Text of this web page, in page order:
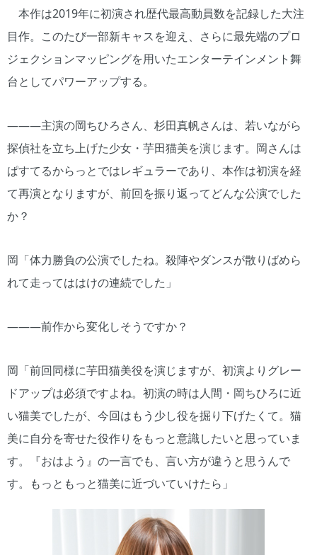
本作は2019年に初演され歴代最高動員数を記録した大注
目作。このたび一部新キャスを迎え、さらに最先端のプロ
ジェクションマッピングを用いたエンターテインメント舞
台としてパワーアップする。
―――主演の岡ちひろさん、杉田真帆さんは、若いながら
探偵社を立ち上げた少女・芋田猫美を演じます。岡さんは
ぱすてるからっとではレギュラーであり、本作は初演を経
て再演となりますが、前回を振り返ってどんな公演でした
か？
岡「体力勝負の公演でしたね。殺陣やダンスが散りばめら
れて走ってははけの連続でした」
―――前作から変化しそうですか？
岡「前回同様に芋田猫美役を演じますが、初演よりグレー
ドアップは必須ですよね。初演の時は人間・岡ちひろに近
い猫美でしたが、今回はもう少し役を掘り下げたくて。猫
美に自分を寄せた役作りをもっと意識したいと思っていま
す。『おはよう』の一言でも、言い方が違うと思うんで
す。もっともっと猫美に近づいていけたら」